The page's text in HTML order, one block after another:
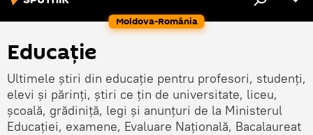
Moldova-România
Educație
Ultimele știri din educație pentru profesori, studenți,
elevi și părinți, știri ce țin de universitate, liceu,
școală, grădiniță, legi și anunțuri de la Ministerul
Educației, examene, Evaluare Națională, Bacalaureat